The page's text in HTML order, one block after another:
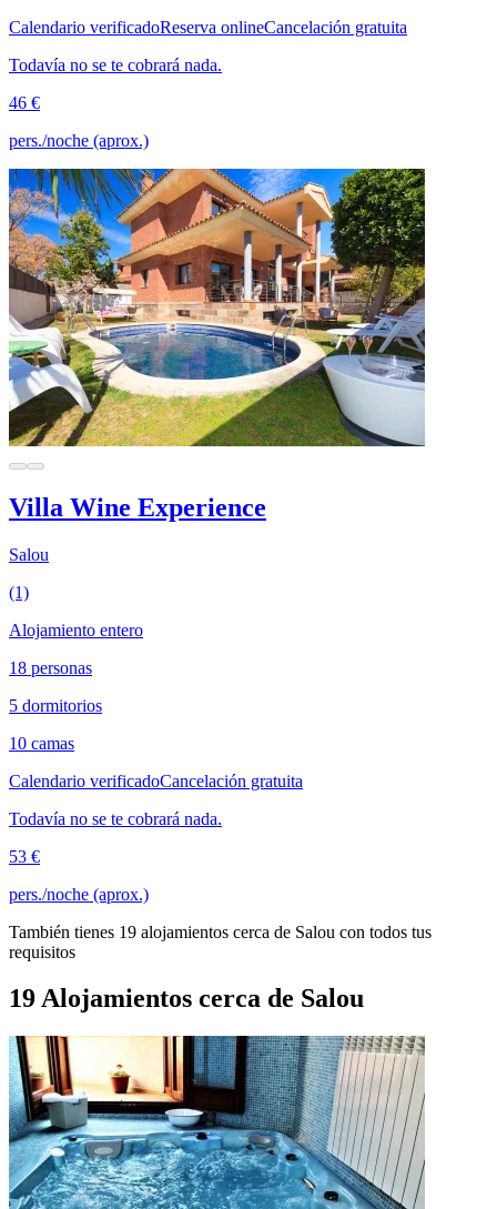
Calendario verificadoReserva onlineCancelación gratuita
Todavía no se te cobrará nada.
46 €
pers./noche (aprox.)
Villa Wine Experience
Salou
(1)
Alojamiento entero
18 personas
5 dormitorios
10 camas
Calendario verificadoCancelación gratuita
Todavía no se te cobrará nada.
53 €
pers./noche (aprox.)
También tienes 19 alojamientos cerca de Salou con todos tus
requisitos
19 Alojamientos cerca de Salou